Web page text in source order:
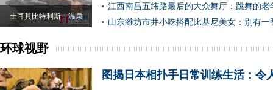
土耳其比特利斯一温泉
江西南昌五纬路最后的大众舞厅：跳舞的老
山东潍坊市井小吃搭配比基尼美女：别有一
环球视野
图揭日本相扑手日常训练生活：令